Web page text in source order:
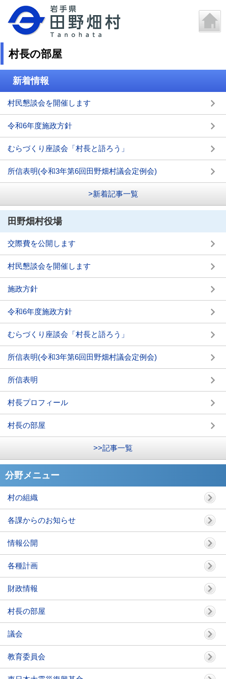
村長の部屋
新着情報
村民懇談会を開催します
令和6年度施政方針
むらづくり座談会「村長と語ろう」
所信表明(令和3年第6回田野畑村議会定例会)
>新着記事一覧
田野畑村役場
交際費を公開します
村民懇談会を開催します
施政方針
令和6年度施政方針
むらづくり座談会「村長と語ろう」
所信表明(令和3年第6回田野畑村議会定例会)
所信表明
村長プロフィール
村長の部屋
>>記事一覧
分野メニュー
村の組織
各課からのお知らせ
情報公開
各種計画
財政情報
村長の部屋
議会
教育委員会